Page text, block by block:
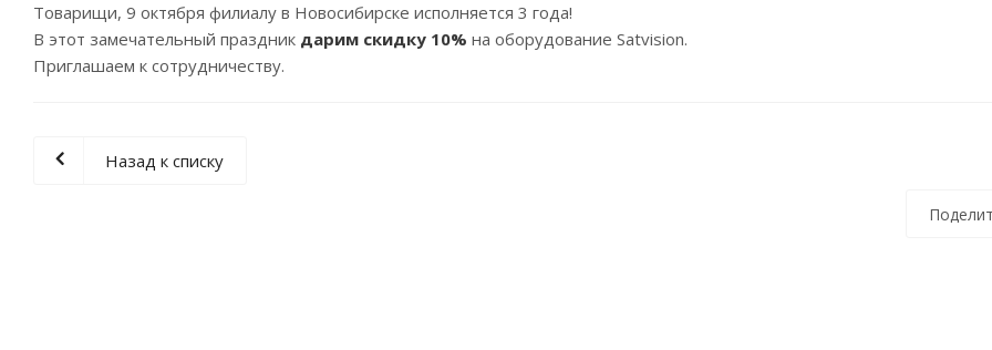
Товарищи, 9 октября филиалу в Новосибирске исполняется 3 года!
В этот замечательный праздник дарим скидку 10% на оборудование Satvision.
Приглашаем к сотрудничеству.
Назад к списку